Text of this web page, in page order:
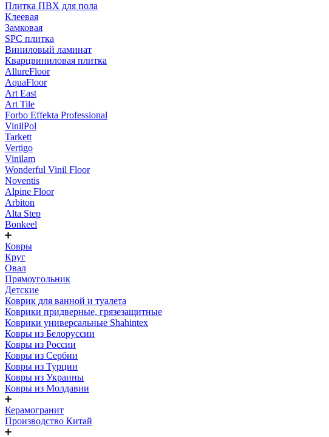
Плитка ПВХ для пола
Клеевая
Замковая
SPC плитка
Виниловый ламинат
Кварцвиниловая плитка
AllureFloor
AquaFloor
Art East
Art Tile
Forbo Effekta Professional
VinilPol
Tarkett
Vertigo
Vinilam
Wonderful Vinil Floor
Noventis
Alpine Floor
Arbiton
Alta Step
Bonkeel
Ковры
Круг
Овал
Прямоугольник
Детские
Коврик для ванной и туалета
Коврики придверные, грязезащитные
Коврики универсальные Shahintex
Ковры из Белоруссии
Ковры из России
Ковры из Сербии
Ковры из Турции
Ковры из Украины
Ковры из Молдавии
Керамогранит
Производство Китай